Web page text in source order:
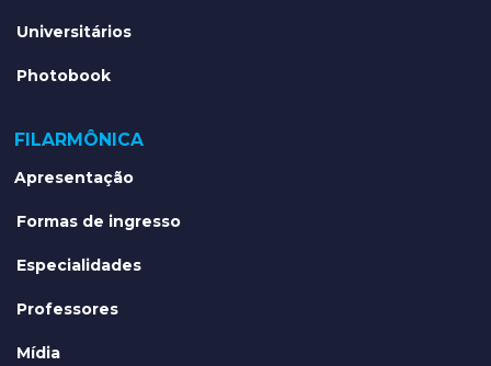
Universitários
Photobook
FILARMÔNICA
Apresentação
Formas de ingresso
Especialidades
Professores
Mídia